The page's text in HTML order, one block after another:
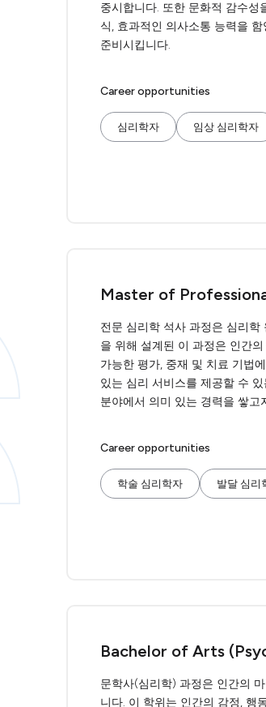
중시합니다. 또한 문화적 감수성
식, 효과적인 의사소통 능력을
준비시킵니다.
Career opportunities
심리학자 임상 심리학자
Master of
전문 심리학 석사 과정은 심리
을 위해 설계된 이 과정은 인간
가능한 평가, 중재 및 치료 기법
있는 심리 서비스를 제공할 수
분야에서 의미 있는 경력을 쌓고
Career opportunities
학술 심리학자 발달 심리
Bachelor of Arts
문학사(심리학) 과정은 인간의
니다. 이 학위는 인간의 감정, 행